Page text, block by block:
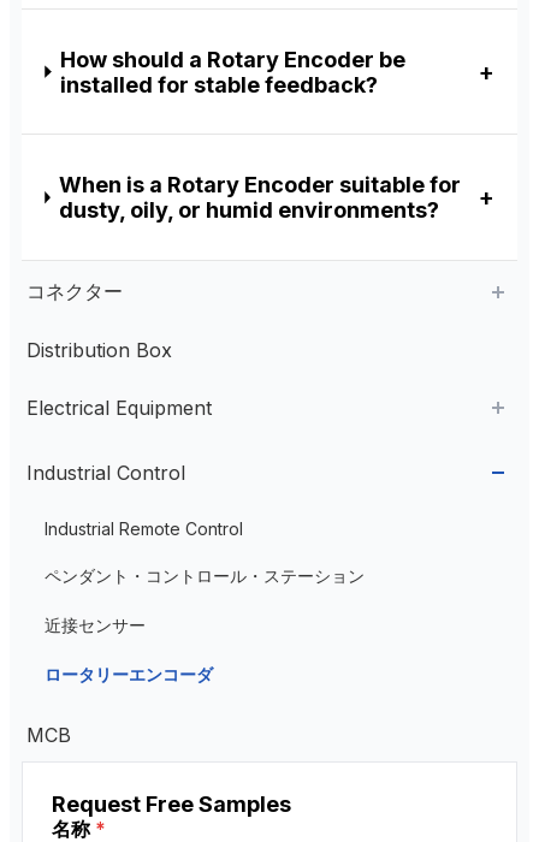
How should a Rotary Encoder be
installed for stable feedback?
When is a Rotary Encoder suitable for
dusty, oily, or humid environments?
コネクター
Aviation Connector
Plastic Aviation Connector
Cable Glands
Distribution Box
Electrical Equipment
AC Contactor
Current Transformer
High Voltage Current Transformer
Low Voltage Current Transformer
Transformer
Industrial Control
Industrial Remote Control
ペンダント・コントロール・ステーション
近接センサー
ロータリーエンコーダ
MCB
Request Free Samples
名称 *